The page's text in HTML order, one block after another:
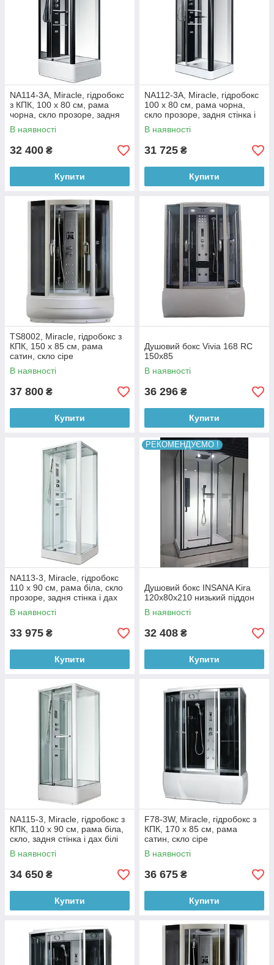
NA114-3A, Miracle, гідробокс
з КПК, 100 х 80 см, рама
чорна, скло прозоре, задня
стінка і дах дзеркальні
В наявності
32 400 ₴
Купити
NA112-3A, Miracle, гідробокс
100 х 80 см, рама чорна,
скло прозоре, задня стінка і
дах дзеркальні
В наявності
31 725 ₴
Купити
TS8002, Miracle, гідробокс з
КПК, 150 х 85 см, рама
сатин, скло сіре
В наявності
37 800 ₴
Купити
Душовий бокс Vivia 168 RC
150x85
В наявності
36 296 ₴
Купити
NA113-3, Miracle, гідробокс
110 х 90 см, рама біла, скло
прозоре, задня стінка і дах
білі
В наявності
33 975 ₴
Купити
РЕКОМЕНДУЄМО !
Душовий бокс INSANA Kira
120x80x210 низький піддон
В наявності
32 408 ₴
Купити
NA115-3, Miracle, гідробокс з
КПК, 110 х 90 см, рама біла,
скло, задня стінка і дах білі
В наявності
34 650 ₴
Купити
F78-3W, Miracle, гідробокс з
КПК, 170 х 85 см, рама
сатин, скло сіре
В наявності
36 675 ₴
Купити